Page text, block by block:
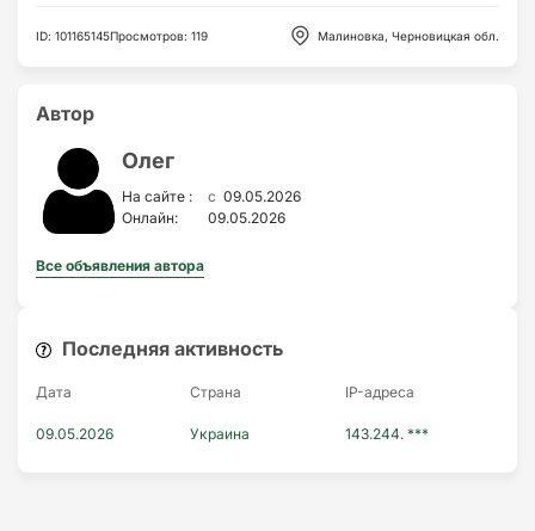
ID: 101165145Просмотров: 119 Малинoвка, Черновицкая обл.
Автор
Олег
На сайте : c 09.05.2026
Онлайн:
09.05.2026
Все объявления автора
Последняя активность
Дата Страна IP-адресa
09.05.2026 Украина 143.244. ***